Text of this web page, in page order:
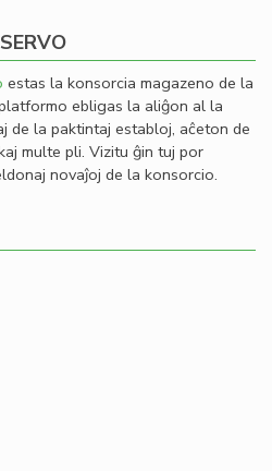
estas la konsorcia magazeno de la
ebligas la aliĝon al la
de la paktintaj establoj, aĉeton de
multe pli. Vizitu ĝin tuj por
novaĵoj de la konsorcio.